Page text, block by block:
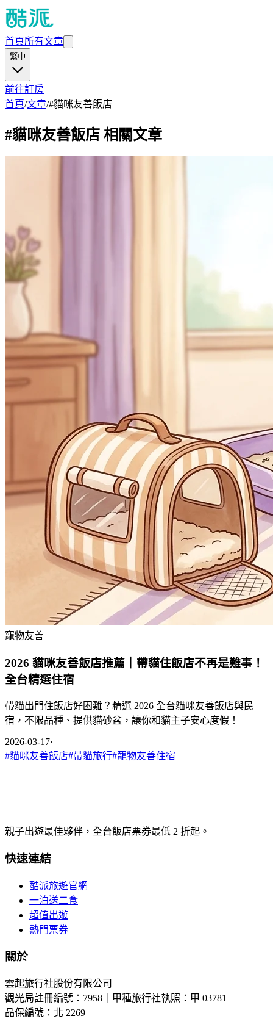
首頁所有文章
繁中
前往訂房
首頁/文章/#貓咪友善飯店
#貓咪友善飯店 相關文章
寵物友善
2026 貓咪友善飯店推薦｜帶貓住飯店不再是難事！
全台精選住宿
帶貓出門住飯店好困難？精選 2026 全台貓咪友善飯店與民
宿，不限品種、提供貓砂盆，讓你和貓主子安心度假！
2026-03-17·
#貓咪友善飯店#帶貓旅行#寵物友善住宿
親子出遊最佳夥伴，全台飯店票券最低 2 折起。
快速連結
酷派旅遊官網
一泊送二食
超值出遊
熱門票券
關於
雲起旅行社股份有限公司
觀光局註冊編號：7958｜甲種旅行社執照：甲 03781
品保編號：北 2269